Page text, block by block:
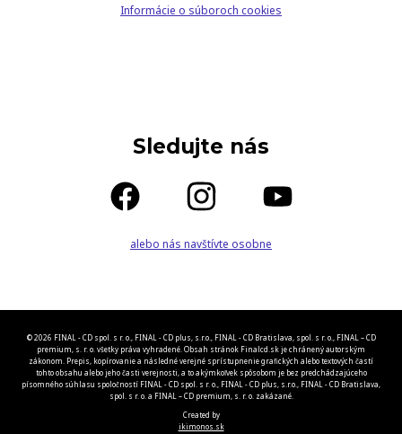
Informácie o súboroch cookies
Sledujte nás
alebo nás navštívte osobne
© 2026 FINAL - CD spol. s r. o., FINAL - CD plus, s.r.o., FINAL - CD Bratislava, spol. s r. o., FINAL – CD
premium, s. r. o. všetky práva vyhradené. Obsah stránok Finalcd.sk je chránený autorským
zákonom. Prepis, kopírovanie a následné verejné sprístupnenie grafických alebo textových častí
tohto obsahu alebo jeho časti verejnosti, a to akýmkoľvek spôsobom je bez predchádzajúceho
písomného súhlasu spoločností FINAL - CD spol. s r. o., FINAL - CD plus, s.r.o., FINAL - CD Bratislava,
spol. s r. o. a FINAL – CD premium, s. r. o. zakázané.
Created by
ikimonos.sk